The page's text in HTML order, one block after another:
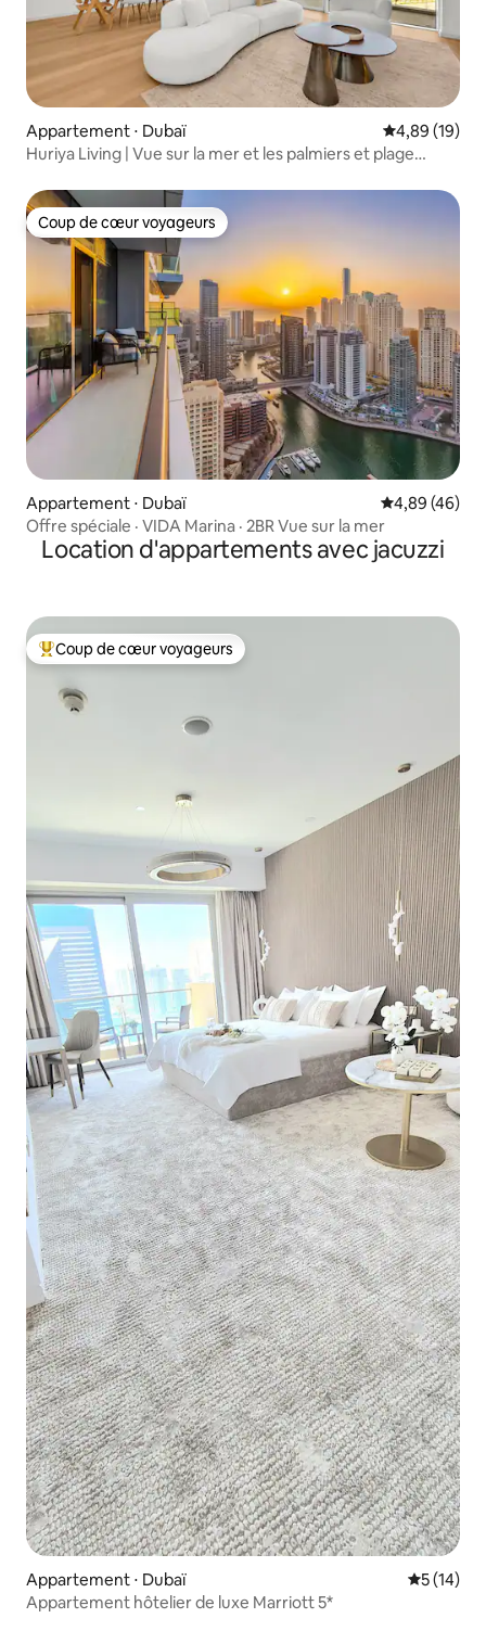
Appartement ⋅ Dubaï Évaluation
4,89 (19)
Huriya Living | Vue sur la mer et les palmiers et plage
Coup de cœur voyageurs
Coup de cœur voyageurs
Appartement ⋅ Dubaï Évaluation
4,89 (46)
Offre spéciale · VIDA Marina · 2BR Vue sur la mer
Location d'appartements avec jacuzzi
Coups de cœur voyageurs les plus appréciés
Coup de cœur voyageurs
Appartement ⋅ Dubaï
5 (14)
Appartement hôtelier de luxe Marriott 5*